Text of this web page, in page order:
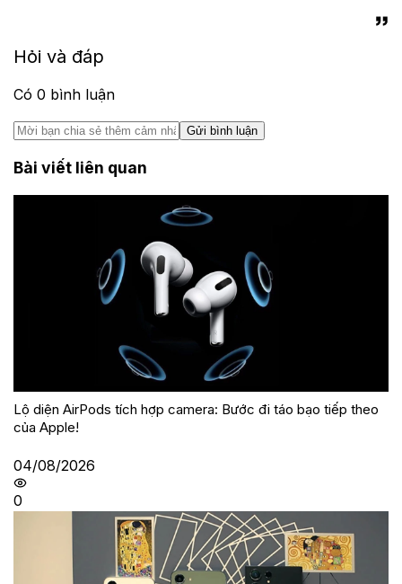
Hỏi và đáp
Có 0 bình luận
Gửi bình luận
Bài viết liên quan
Lộ diện AirPods tích hợp camera: Bước đi táo bạo tiếp theo
của Apple!
04/08/2026
0